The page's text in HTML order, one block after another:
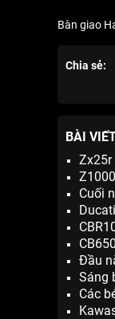
Bàn giao
Chia sẻ:
BÀI
Cuối
Đầu
Sáng
Các